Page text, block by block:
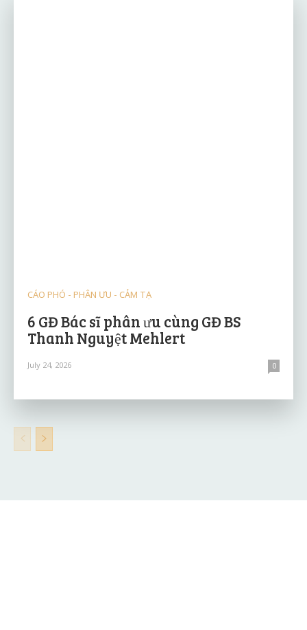
CÁO PHÓ - PHÂN ƯU - CẢM TẠ
6 GĐ Bác sĩ phân ưu cùng GĐ BS
Thanh Nguyệt Mehlert
July 24, 2026 0